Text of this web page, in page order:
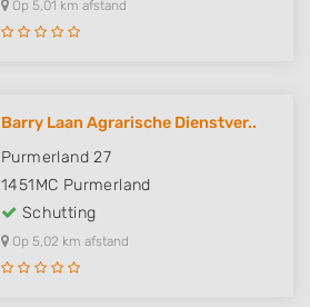
Op 5,01 km afstand
Barry Laan Agrarische Dienstver..
Purmerland 27
1451MC Purmerland
Schutting
Op 5,02 km afstand